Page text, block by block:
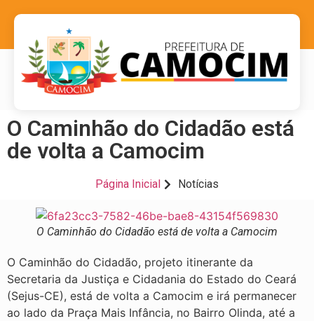
O Caminhão do Cidadão está
de volta a Camocim
Página Inicial Notícias
O Caminhão do Cidadão está de volta a Camocim
O Caminhão do Cidadão, projeto itinerante da
Secretaria da Justiça e Cidadania do Estado do Ceará
(Sejus-CE), está de volta a Camocim e irá permanecer
ao lado da Praça Mais Infância, no Bairro Olinda, até a